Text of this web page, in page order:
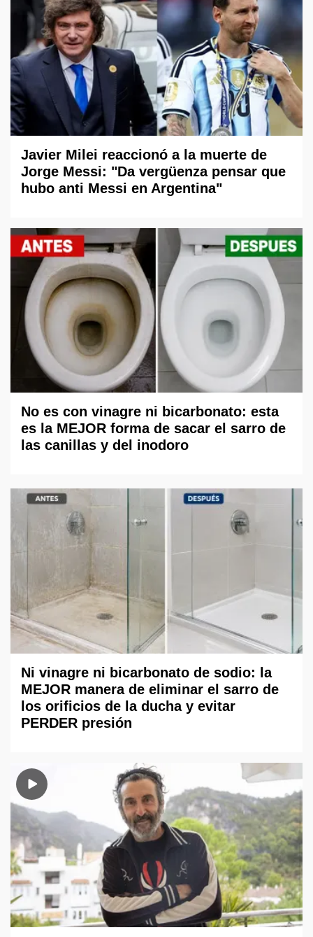
Javier Milei reaccionó a la muerte de
Jorge Messi: "Da vergüenza pensar que
hubo anti Messi en Argentina"
No es con vinagre ni bicarbonato: esta
es la MEJOR forma de sacar el sarro de
las canillas y del inodoro
Ni vinagre ni bicarbonato de sodio: la
MEJOR manera de eliminar el sarro de
los orificios de la ducha y evitar
PERDER presión